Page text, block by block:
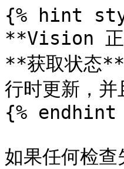
{% hint
**Vision
**获取状态
行时更新，并
{% endhint
如果任何检